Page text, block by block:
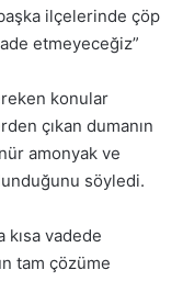
ilçelerinde çöp
etmeyeceğiz”
konular
çıkan dumanın
amonyak ve
söyledi.
vadede
tam çözüme